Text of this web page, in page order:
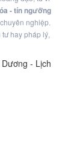
- tín ngưỡng
nghiệp.
hay pháp lý,
- Lịch